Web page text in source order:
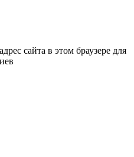
сайта в этом браузере для